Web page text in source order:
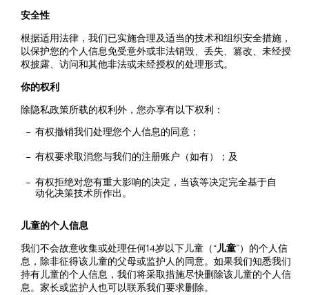
安全性
根据适用法律，我们已实施合理及适当的技术和组织安全措施，
以保护您的个人信息免受意外或非法销毁、丢失、篡改、未经授
权披露、访问和其他非法或未经授权的处理形式。
你的权利
除隐私政策所载的权利外，您亦享有以下权利：
有权撤销我们处理您个人信息的同意；
有权要求取消您与我们的注册账户（如有）；及
有权拒绝对您有重大影响的决定，当该等决定完全基于自
动化决策技术所作出。
儿童的个人信息
我们不会故意收集或处理任何14岁以下儿童（“儿童”）的个人信
息，除非征得该儿童的父母或监护人的同意。如果我们知悉我们
持有儿童的个人信息，我们将采取措施尽快删除该儿童的个人信
息。家长或监护人也可以联系我们要求删除。